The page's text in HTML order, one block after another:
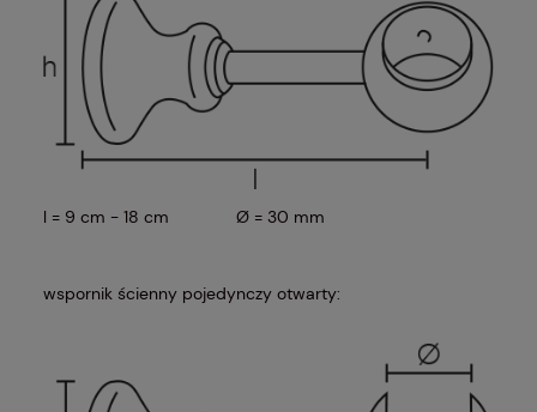
l = 9 cm - 18 cm Ø = 30 mm
wspornik ścienny pojedynczy otwarty: